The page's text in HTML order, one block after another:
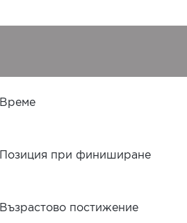
Време
Позиция при финиширане
Възрастово постижение